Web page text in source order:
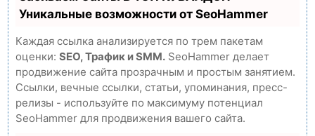
Уникальные возможности от SeoHammer
Каждая ссылка анализируется по трем пакетам
оценки: SEO, Трафик и SMM. SeoHammer делает
продвижение сайта прозрачным и простым занятием.
Ссылки, вечные ссылки, статьи, упоминания, пресс-
релизы - используйте по максимуму потенциал
SeoHammer для продвижения вашего сайта.